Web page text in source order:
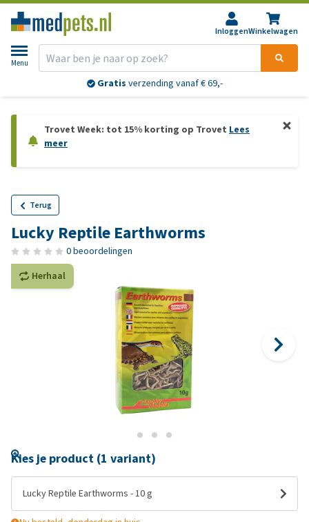
InloggenWinkelwagen
Menu
Gratis verzending vanaf € 69,-
Trovet Week: tot 15% korting op Trovet Lees
meer
Terug
Lucky Reptile Earthworms
0 beoordelingen
Herhaal
Kies je product (1 variant)
Lucky Reptile Earthworms - 10 g